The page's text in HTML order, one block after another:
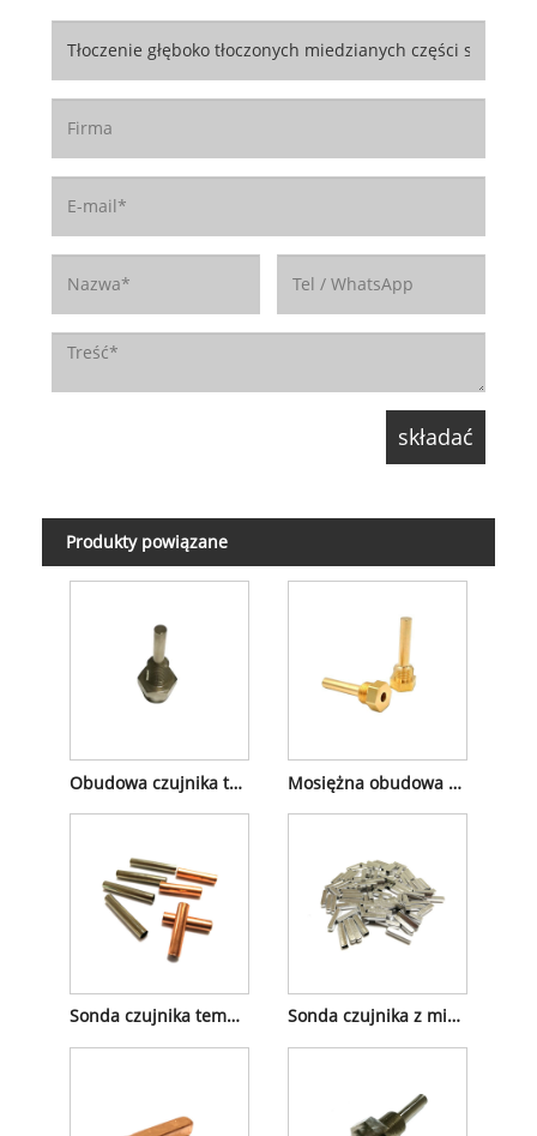
Produkty powiązane
Obudowa czujnika temperatury Mosiężna obudowa czujnika
Sonda czujnika temperatury Ntc z termistorem Sonda czujnika z miedzi i aluminium